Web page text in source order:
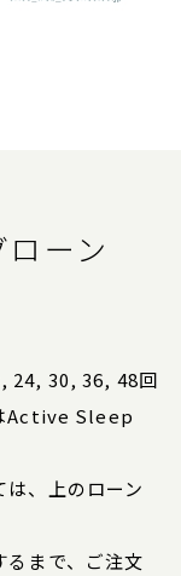
ーン
24, 30, 36, 48回
Active Sleep
、上のローン
るまで、ご注文